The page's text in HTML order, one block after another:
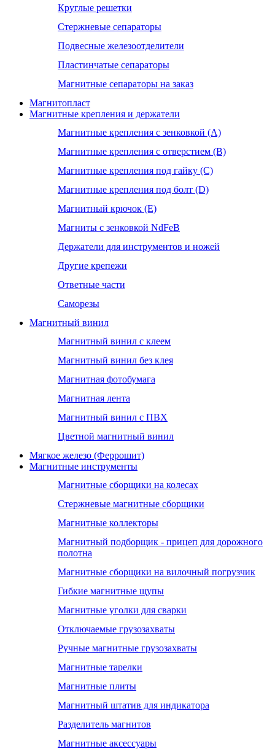
Круглые решетки
Стержневые сепараторы
Подвесные железоотделители
Пластинчатые сепараторы
Магнитные сепараторы на заказ
Магнитопласт
Магнитные крепления и держатели
Магнитные крепления с зенковкой (А)
Магнитные крепления с отверстием (В)
Магнитные крепления под гайку (С)
Магнитные крепления под болт (D)
Магнитный крючок (Е)
Магниты с зенковкой NdFeB
Держатели для инструментов и ножей
Другие крепежи
Ответные части
Саморезы
Магнитный винил
Магнитный винил с клеем
Магнитный винил без клея
Магнитная фотобумага
Магнитная лента
Магнитный винил с ПВХ
Цветной магнитный винил
Мягкое железо (Феррошит)
Магнитные инструменты
Магнитные сборщики на колесах
Стержневые магнитные сборщики
Магнитные коллекторы
Магнитный подборщик - прицеп для дорожного
полотна
Магнитные сборщики на вилочный погрузчик
Гибкие магнитные щупы
Магнитные уголки для сварки
Отключаемые грузозахваты
Ручные магнитные грузозахваты
Магнитные тарелки
Магнитные плиты
Магнитный штатив для индикатора
Разделитель магнитов
Магнитные аксессуары